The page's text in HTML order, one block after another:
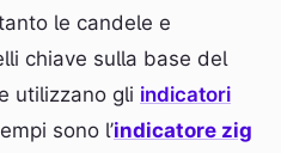
le candele e
chiave sulla base del
utilizzano gli indicatori
sono l’indicatore zig